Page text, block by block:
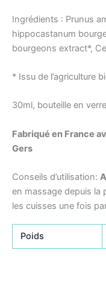
Ingrédients : Prunus
hippocastanum
bourgeons extract*,
* Issu de l’agriculture
30ml, bouteille en
Fabriqué en France
Gers
Conseils d’utilisation:
en massage depuis la
les cuisses une fois
Poids